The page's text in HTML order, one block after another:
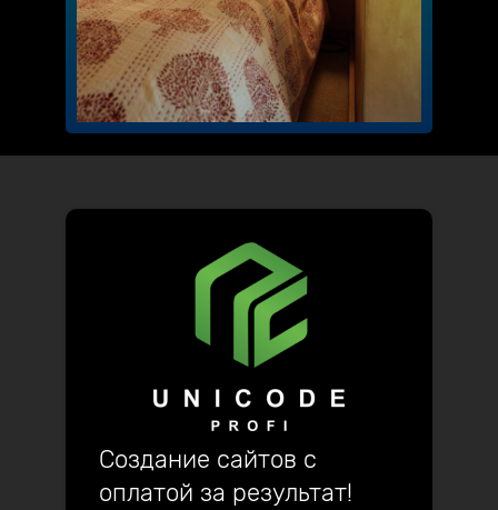
Создание сайтов с
оплатой за результат!